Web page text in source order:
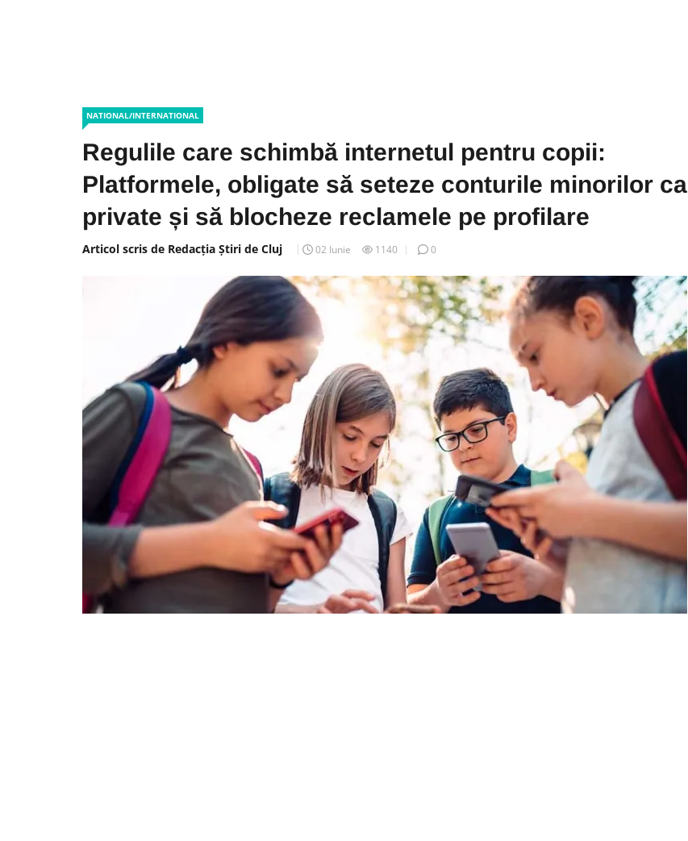
NATIONAL/INTERNATIONAL
Regulile care schimbă internetul pentru copii:
Platformele, obligate să seteze conturile minorilor ca
private și să blocheze reclamele pe profilare
Articol scris de Redacția Știri de Cluj 02 Iunie 1140 0